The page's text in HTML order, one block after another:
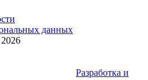
данных
Разработка и